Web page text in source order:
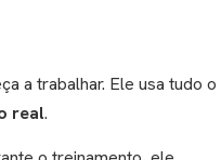
a trabalhar. Ele usa tudo o
real.